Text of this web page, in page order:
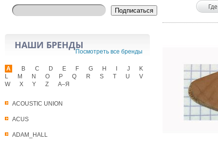
Подписаться
НАШИ БРЕНДЫ
Посмотреть все бренды
A
ACOUSTIC UNION
ACUS
ADAM_HALL
B C D E F G H J
K
L
M N O P Q R S T U
V
W
X Y Z А–Я